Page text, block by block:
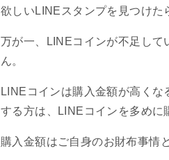
欲しいLINEスタンプを見つけた
万が一、LINEコインが不足し
ん。
LINEコインは購入金額が高く
する方は、LINEコインを多めに
購入金額はご自身のお財布事情